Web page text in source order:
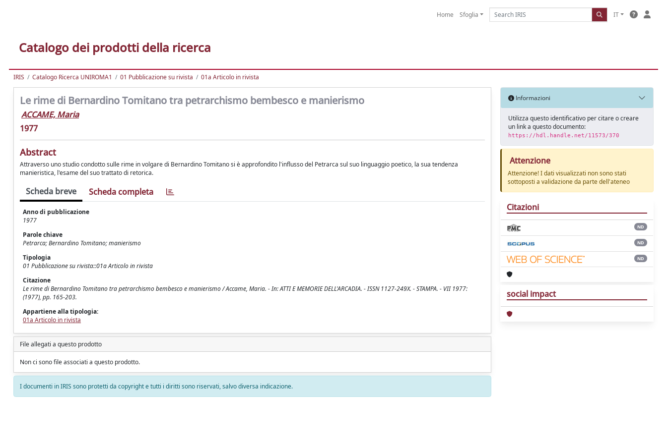
Home Sfoglia IT
Catalogo dei prodotti della ricerca
IRIS Catalogo Ricerca UNIROMA1 01 Pubblicazione su rivista 01a Articolo in rivista
Le rime di Bernardino Tomitano tra petrarchismo bembesco e manierismo
ACCAME, Maria
1977
Abstract
Attraverso uno studio condotto sulle rime in volgare di Bernardino Tomitano si è approfondito l'influsso del Petrarca sul suo linguaggio poetico, la sua tendenza
manieristica, l'esame del suo trattato di retorica.
Scheda breve Scheda completa
Anno di pubblicazione
1977
Parole chiave
Petrarca; Bernardino Tomitano; manierismo
Tipologia
01 Pubblicazione su rivista::01a Articolo in rivista
Citazione
Le rime di Bernardino Tomitano tra petrarchismo bembesco e manierismo / Accame, Maria. - In: ATTI E MEMORIE DELL'ARCADIA. - ISSN 1127-249X. - STAMPA. - VII 1977:
(1977), pp. 165-203.
Appartiene alla tipologia:
01a Articolo in rivista
File allegati a questo prodotto
Non ci sono file associati a questo prodotto.
I documenti in IRIS sono protetti da copyright e tutti i diritti sono riservati, salvo diversa indicazione.
Informazioni
Utilizza questo identificativo per citare o creare
un link a questo documento:
https://hdl.handle.net/11573/370
Attenzione
Attenzione! I dati visualizzati non sono stati
sottoposti a validazione da parte dell'ateneo
Citazioni
ND
ND
ND
social impact